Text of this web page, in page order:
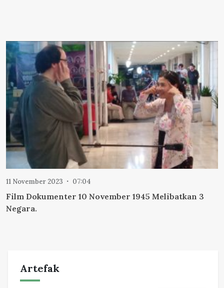
11 November 2023 07:04
Film Dokumenter 10 November 1945 Melibatkan 3
Negara.
Artefak